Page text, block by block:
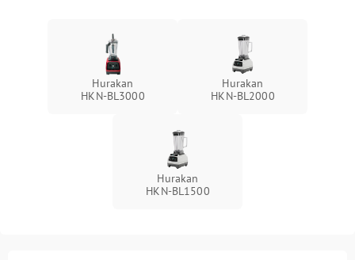
Hurakan
HKN‑BL3000
Hurakan
HKN‑BL2000
Hurakan
HKN‑BL1500